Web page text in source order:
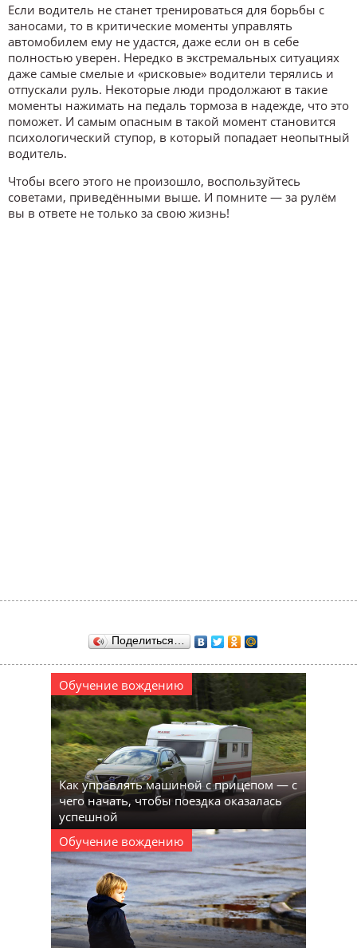
Если водитель не станет тренироваться для борьбы с
заносами, то в критические моменты управлять
автомобилем ему не удастся, даже если он в себе
полностью уверен. Нередко в экстремальных ситуациях
даже самые смелые и «рисковые» водители терялись и
отпускали руль. Некоторые люди продолжают в такие
моменты нажимать на педаль тормоза в надежде, что это
поможет. И самым опасным в такой момент становится
психологический ступор, в который попадает неопытный
водитель.
Чтобы всего этого не произошло, воспользуйтесь
советами, приведёнными выше. И помните — за рулём
вы в ответе не только за свою жизнь!
Поделиться…
Обучение вождению
Как управлять машиной с прицепом — с
чего начать, чтобы поездка оказалась
успешной
Обучение вождению